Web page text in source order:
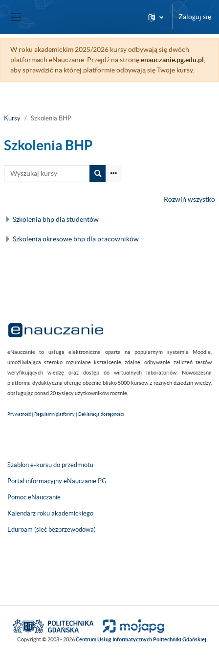
Przejdź do głównej zawartości
Panel boczny
Zaloguj się
W roku akademickim 2025/2026 kursy odbywają się dwóch
platformach eNauczanie. Przejdź na stronęenauczanie.pg.edu.pl
aby sprawdzić na której platformie odbywają się Twoje kursy.
Kursy Szkolenia BHP
Szkolenia BHP
Wyszukaj kursy
Wyszukaj kursy
Rozwiń wszystko
Szkolenia bhp dla studentów
Szkolenia okresowe bhp dla pracowników
eNauczanie to usługa elektroniczna oparta na popularnym systemie Moodle,
umożliwiająca szeroko rozumiane kształcenie zdalne, odbywanie zaliczeń testów
weryfikujących wiedzę oraz dostęp do wirtualnych laboratoriów. Nowoczesna
platforma dydaktyczna oferuje obecnie blisko 5000 kursów z różnych dziedzin wiedzy,
obsługując ponad 20 tysięcy użytkowników rocznie.
Prywatność | Regulamin platformy | Deklaracja dostępności
Szablon e-kursu do przedmiotu
Portal informacyjny eNauczanie PG
Pomoc eNauczanie
Kalendarz roku akademickiego
Eduroam (sieć bezprzewodowa)
Copyright © 2008 - 2026Centrum Usług Informatycznych Politechniki Gdańskiej